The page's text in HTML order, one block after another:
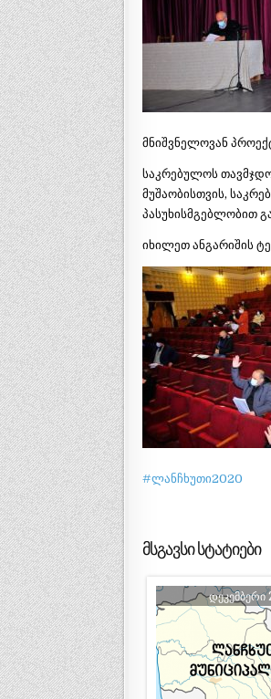
მნიშვნელოვან
საკრებულოს
მუშაობისთვის,
პასუხისმგებლობით
იხილეთ ანგარიშის
#ლანჩხუთი2020
მსგავსი სტატიები
ᲓᲔᲙᲔᲛᲑᲔᲠᲘ